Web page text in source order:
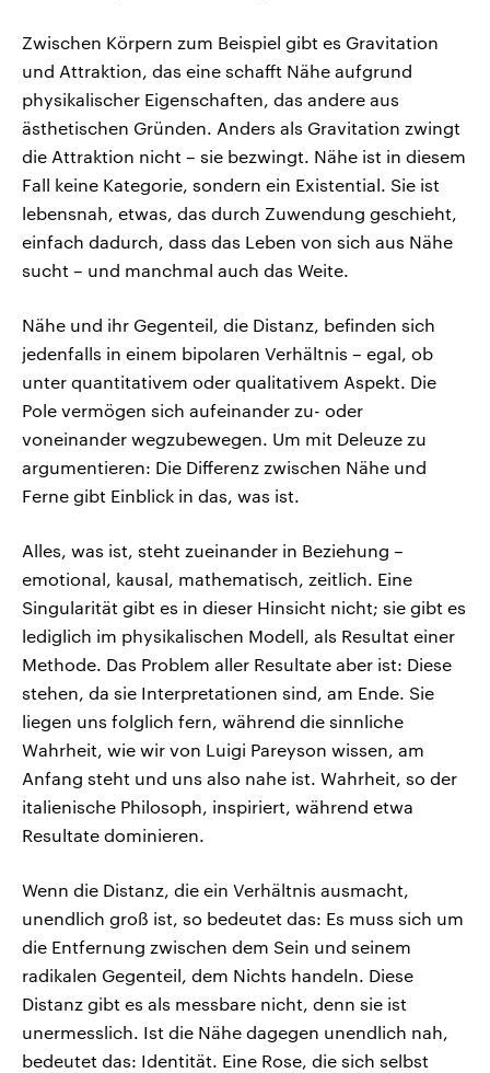
Zwischen Körpern zum Beispiel gibt es Gravitation
und Attraktion, das eine schafft Nähe aufgrund
physikalischer Eigenschaften, das andere aus
ästhetischen Gründen. Anders als Gravitation zwingt
die Attraktion nicht – sie bezwingt. Nähe ist in diesem
Fall keine Kategorie, sondern ein Existential. Sie ist
lebensnah, etwas, das durch Zuwendung geschieht,
einfach dadurch, dass das Leben von sich aus Nähe
sucht – und manchmal auch das Weite.
Nähe und ihr Gegenteil, die Distanz, befinden sich
jedenfalls in einem bipolaren Verhältnis – egal, ob
unter quantitativem oder qualitativem Aspekt. Die
Pole vermögen sich aufeinander zu- oder
voneinander wegzubewegen. Um mit Deleuze zu
argumentieren: Die Differenz zwischen Nähe und
Ferne gibt Einblick in das, was ist.
Alles, was ist, steht zueinander in Beziehung –
emotional, kausal, mathematisch, zeitlich. Eine
Singularität gibt es in dieser Hinsicht nicht; sie gibt es
lediglich im physikalischen Modell, als Resultat einer
Methode. Das Problem aller Resultate aber ist: Diese
stehen, da sie Interpretationen sind, am Ende. Sie
liegen uns folglich fern, während die sinnliche
Wahrheit, wie wir von Luigi Pareyson wissen, am
Anfang steht und uns also nahe ist. Wahrheit, so der
italienische Philosoph, inspiriert, während etwa
Resultate dominieren.
Wenn die Distanz, die ein Verhältnis ausmacht,
unendlich groß ist, so bedeutet das: Es muss sich um
die Entfernung zwischen dem Sein und seinem
radikalen Gegenteil, dem Nichts handeln. Diese
Distanz gibt es als messbare nicht, denn sie ist
unermesslich. Ist die Nähe dagegen unendlich nah,
bedeutet das: Identität. Eine Rose, die sich selbst